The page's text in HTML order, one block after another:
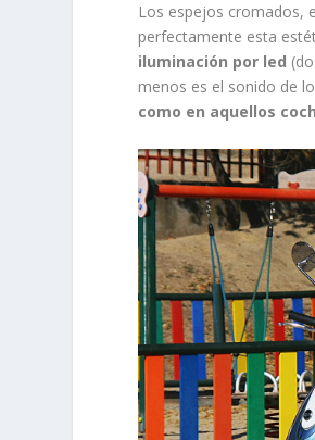
Los espejos cromados,
perfectamente esta
iluminación por led
menos es el sonido de
como en aquellos